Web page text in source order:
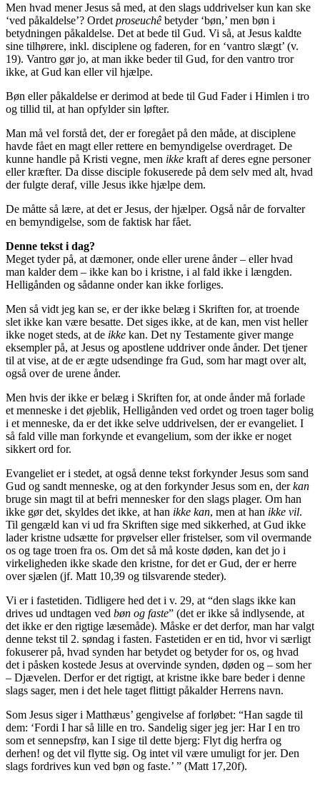
Men hvad mener Jesus så med, at den slags uddrivelser kun kan ske
‘ved påkaldelse’? Ordet proseuchê betyder ‘bøn,’ men bøn i
betydningen påkaldelse. Det at bede til Gud. Vi så, at Jesus kaldte
sine tilhørere, inkl. disciplene og faderen, for en ‘vantro slægt’ (v.
19). Vantro gør jo, at man ikke beder til Gud, for den vantro tror
ikke, at Gud kan eller vil hjælpe.
Bøn eller påkaldelse er derimod at bede til Gud Fader i Himlen i tro
og tillid til, at han opfylder sin løfter.
Man må vel forstå det, der er foregået på den måde, at disciplene
havde fået en magt eller rettere en bemyndigelse overdraget. De
kunne handle på Kristi vegne, men ikke kraft af deres egne personer
eller kræfter. Da disse disciple fokuserede på dem selv med alt, hvad
der fulgte deraf, ville Jesus ikke hjælpe dem.
De måtte så lære, at det er Jesus, der hjælper. Også når de forvalter
en bemyndigelse, som de faktisk har fået.
Denne tekst i dag?
Meget tyder på, at dæmoner, onde eller urene ånder – eller hvad
man kalder dem – ikke kan bo i kristne, i al fald ikke i længden.
Helligånden og sådanne onder kan ikke forliges.
Men så vidt jeg kan se, er der ikke belæg i Skriften for, at troende
slet ikke kan være besatte. Det siges ikke, at de kan, men vist heller
ikke noget steds, at de ikke kan. Det ny Testamente giver mange
eksempler på, at Jesus og apostlene uddriver onde ånder. Det tjener
til at vise, at de er ægte udsendinge fra Gud, som har magt over alt,
også over de urene ånder.
Men hvis der ikke er belæg i Skriften for, at onde ånder må forlade
et menneske i det øjeblik, Helligånden ved ordet og troen tager bolig
i et menneske, da er det ikke selve uddrivelsen, der er evangeliet. I
så fald ville man forkynde et evangelium, som der ikke er noget
sikkert ord for.
Evangeliet er i stedet, at også denne tekst forkynder Jesus som sand
Gud og sandt menneske, og at den forkynder Jesus som en, derkan
bruge sin magt til at befri mennesker for den slags plager. Om han
ikke gør det, skyldes det ikke, at han ikke kan, men at han ikke vil.
Til gengæld kan vi ud fra Skriften sige med sikkerhed, at Gud ikke
lader kristne udsætte for prøvelser eller fristelser, som vil overmande
os og tage troen fra os. Om det så må koste døden, kan det jo i
virkeligheden ikke skade den kristne, for det er Gud, der er herre
over sjælen (jf. Matt 10,39 og tilsvarende steder).
Vi er i fastetiden. Tidligere hed det i v. 29, at “den slags ikke kan
drives ud undtagen ved bøn og faste” (det er ikke så indlysende, at
det ikke er den rigtige læsemåde). Måske er det derfor, man har valgt
denne tekst til 2. søndag i fasten. Fastetiden er en tid, hvor vi særligt
fokuserer på, hvad synden har betydet og betyder for os, og hvad
det i påsken kostede Jesus at overvinde synden, døden og – som her
– Djævelen. Derfor er det rigtigt, at kristne ikke bare beder i denne
slags sager, men i det hele taget flittigt påkalder Herrens navn.
Som Jesus siger i Matthæus’ gengivelse af forløbet: “Han sagde til
dem: ‘Fordi I har så lille en tro. Sandelig siger jeg jer: Har I en tro
som et sennepsfrø, kan I sige til dette bjerg: Flyt dig herfra og
derhen! og det vil flytte sig. Og intet vil være umuligt for jer. Den
slags fordrives kun ved bøn og faste.’ ” (Matt 17,20f).